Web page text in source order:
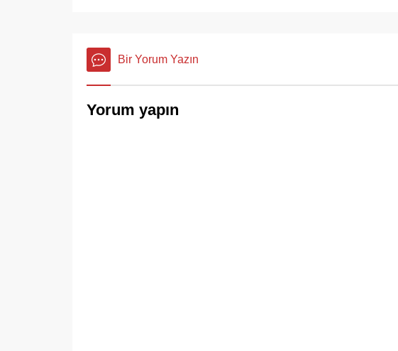
Bir Yorum Yazın
Yorum yapın